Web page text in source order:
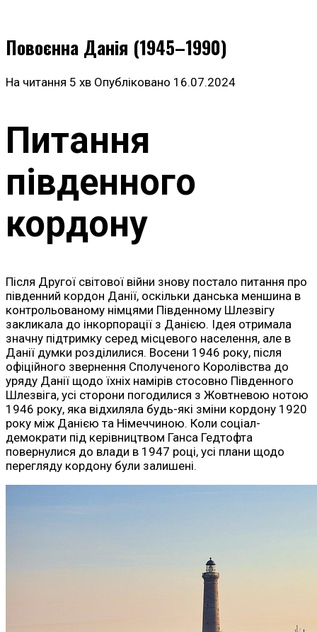
Повоєнна Данія (1945–1990)
На читання 5 хв Опубліковано 16.07.2024
Питання
південного
кордону
Після Другої світової війни знову постало питання про
південний кордон Данії, оскільки данська меншина в
контрольованому німцями Південному Шлезвігу
закликала до інкорпорації з Данією. Ідея отримала
значну підтримку серед місцевого населення, але в
Данії думки розділилися. Восени 1946 року, після
офіційного звернення Сполученого Королівства до
уряду Данії щодо їхніх намірів стосовно Південного
Шлезвіга, усі сторони погодилися з Жовтневою нотою
1946 року, яка відхиляла будь-які зміни кордону 1920
року між Данією та Німеччиною. Коли соціал-
демократи під керівництвом Ганса Гедтофта
повернулися до влади в 1947 році, усі плани щодо
перегляду кордону були залишені.